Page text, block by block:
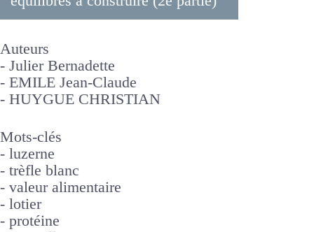
Fourrages, protéines et
environnement : de nouveaux
équilibres à construire (2e
partie)
Auteurs
- Julier Bernadette
- EMILE Jean-Claude
- HUYGUE CHRISTIAN